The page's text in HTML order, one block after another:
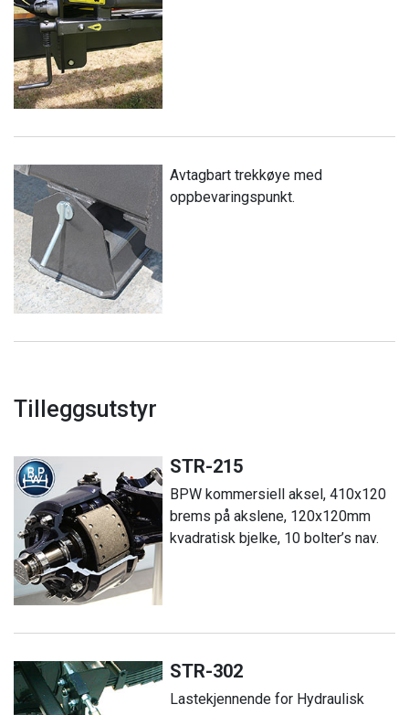
Avtagbart trekkøye med
oppbevaringspunkt.
Tilleggsutstyr
STR-215
BPW kommersiell aksel, 410x120
brems på akslene, 120x120mm
kvadratisk bjelke, 10 bolter’s nav.
STR-302
Lastekjennende for Hydraulisk